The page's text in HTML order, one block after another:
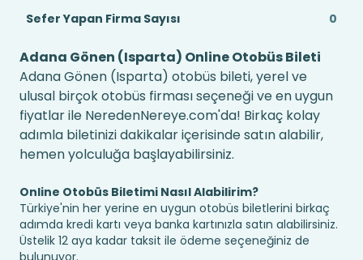
Sefer Yapan Firma Sayısı
0
Adana Gönen (Isparta) Online Otobüs Bileti
Adana Gönen (Isparta) otobüs bileti, yerel ve
ulusal birçok otobüs firması seçeneği ve en uygun
fiyatlar ile NeredenNereye.com'da! Birkaç kolay
adımla biletinizi dakikalar içerisinde satın alabilir,
hemen yolculuğa başlayabilirsiniz.
Online Otobüs Biletimi Nasıl Alabilirim?
Türkiye'nin her yerine en uygun otobüs biletlerini birkaç
adımda kredi kartı veya banka kartınızla satın alabilirsiniz.
Üstelik 12 aya kadar taksit ile ödeme seçeneğiniz de
bulunuyor.